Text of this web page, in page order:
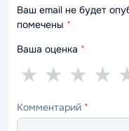
Ваш email не будет
помечены *
Ваша оценка *
5
4
—
★
3
—
★
2
—
★
1
—
★
Комментарий *